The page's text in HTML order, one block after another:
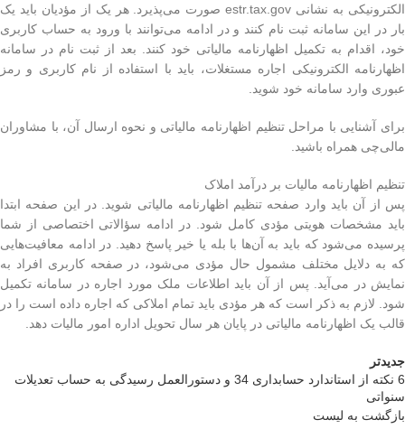
الکترونیکی به نشانی estr.tax.gov صورت می‌پذیرد. هر یک از مؤدیان باید یک
بار در این سامانه ثبت نام کنند و در ادامه می‌توانند با ورود به حساب کاربری
خود، اقدام به تکمیل اظهارنامه مالیاتی خود کنند. بعد از ثبت نام در سامانه
اظهارنامه الکترونیکی اجاره مستغلات، باید با استفاده از نام کاربری و رمز
عبوری وارد سامانه خود شوید.
برای آشنایی با مراحل تنظیم اظهارنامه مالیاتی و نحوه ارسال آن، با مشاوران
مالی‌چی همراه باشید.
تنظیم اظهارنامه مالیات بر درآمد املاک
پس از آن باید وارد صفحه تنظیم اظهارنامه مالیاتی شوید. در این صفحه ابتدا
باید مشخصات هویتی مؤدی کامل شود. در ادامه سؤالاتی اختصاصی از شما
پرسیده می‌شود که باید به آن‌ها با بله یا خیر پاسخ دهید. در ادامه معافیت‌هایی
که به دلایل مختلف مشمول حال مؤدی می‌شود، در صفحه کاربری افراد به
نمایش در می‌آید. پس از آن باید اطلاعات ملک مورد اجاره در سامانه تکمیل
شود. لازم به ذکر است که هر مؤدی باید تمام املاکی که اجاره داده است را در
قالب یک اظهارنامه مالیاتی در پایان هر سال تحویل اداره امور مالیات دهد.
جدیدتر
6 نکته از استاندارد حسابداری 34 و دستورالعمل رسیدگی به حساب تعدیلات
سنواتی
بازگشت به لیست